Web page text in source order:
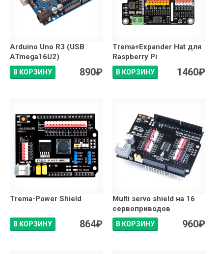
Arduino Uno R3 (USB
ATmega16U2)
В КОРЗИНУ 890₽
Trema+Expander Hat для
Raspberry Pi
В КОРЗИНУ 1460₽
Trema-Power Shield
В КОРЗИНУ 864₽
Multi servo shield на 16
сервоприводов
В КОРЗИНУ 960₽